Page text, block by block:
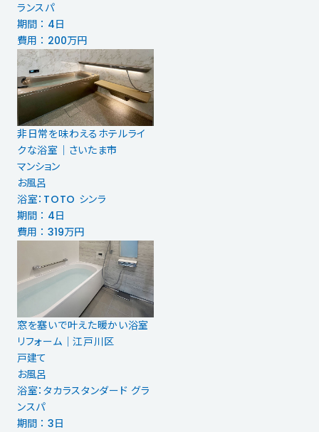
ランスパ
期間 ： 4日
費用 ： 200万円
非日常を味わえるホテルライ
クな浴室｜さいたま市
マンション
お風呂
浴室：TOTO シンラ
期間 ： 4日
費用 ： 319万円
窓を塞いで叶えた暖かい浴室
リフォーム｜江戸川区
戸建て
お風呂
浴室：タカラスタンダード グラ
ンスパ
期間 ： 3日